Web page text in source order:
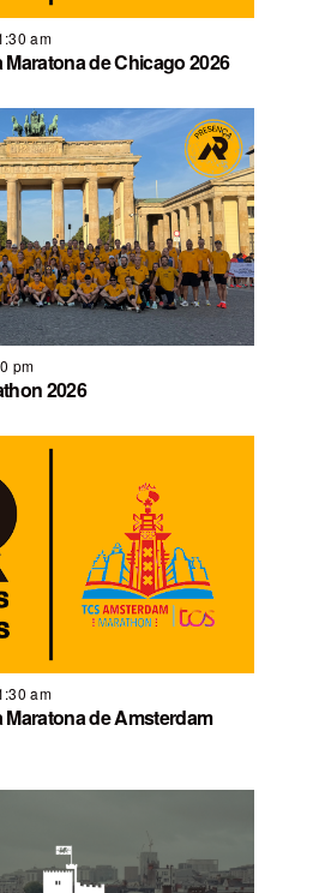
Maratona de Chicago 2026
am
2026
pm
Maratona de Amsterdam
am